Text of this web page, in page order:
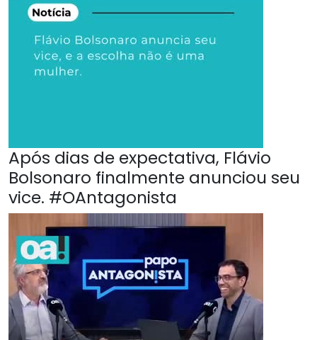
Após dias de expectativa, Flávio
Bolsonaro finalmente anunciou seu
vice. #OAntagonista